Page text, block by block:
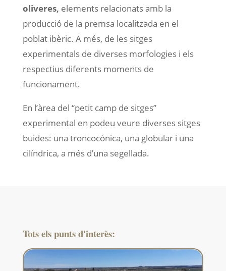
oliveres, elements relacionats amb la
producció de la premsa localitzada en el
poblat ibèric. A més, de les sitges
experimentals de diverses morfologies i els
respectius diferents moments de
funcionament.
En l’àrea del “petit camp de sitges”
experimental en podeu veure diverses sitges
buides: una troncocònica, una globular i una
cilíndrica, a més d’una segellada.
Tots els punts d'interès: